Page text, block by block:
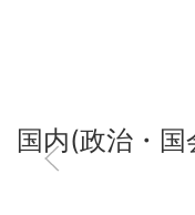
国内(政治・